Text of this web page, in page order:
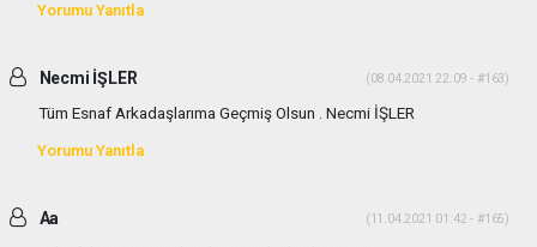
Yorumu Yanıtla
Necmi İŞLER (08.04.2021 22:09 - #163)
Tüm Esnaf Arkadaşlarıma Geçmiş Olsun . Necmi İŞLER
Yorumu Yanıtla
Aa (11.04.2021 01:42 - #165)